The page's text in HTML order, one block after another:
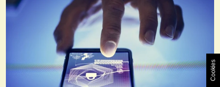
Cookies